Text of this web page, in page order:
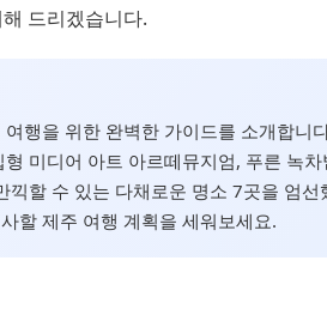
드리겠습니다.
행을 위한 완벽한 가이드를 소개합니
미디어 아트 아르떼뮤지엄, 푸른 녹
끽할 수 있는 다채로운 명소 7곳을 엄선
할 제주 여행 계획을 세워보세요.